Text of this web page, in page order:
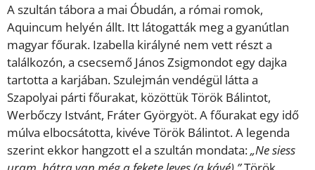
A szultán tábora a mai Óbudán, a római romok,
Aquincum helyén állt. Itt látogatták meg a gyanútlan
magyar főurak. Izabella királyné nem vett részt a
találkozón, a csecsemő János Zsigmondot egy dajka
tartotta a karjában. Szulejmán vendégül látta a
Szapolyai párti főurakat, közöttük Török Bálintot,
Werbőczy Istvánt, Fráter Györgyöt. A főurakat egy idő
múlva elbocsátotta, kivéve Török Bálintot. A legenda
szerint ekkor hangzott el a szultán mondata:„Ne siess